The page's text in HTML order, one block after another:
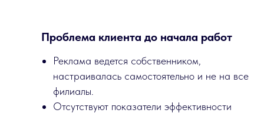
Проблема клиента до начала работ
Реклама ведется собственником,
настраивалась самостоятельно и не на все
филиалы.
Отсутствуют показатели эффективности